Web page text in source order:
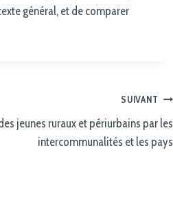
général, et de comparer
SUIVANT
jeunes ruraux et périurbains par les
intercommunalités et les pays